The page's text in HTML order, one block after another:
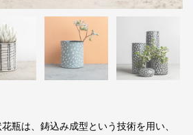
瓶は、鋳込み成型という技術を用い、